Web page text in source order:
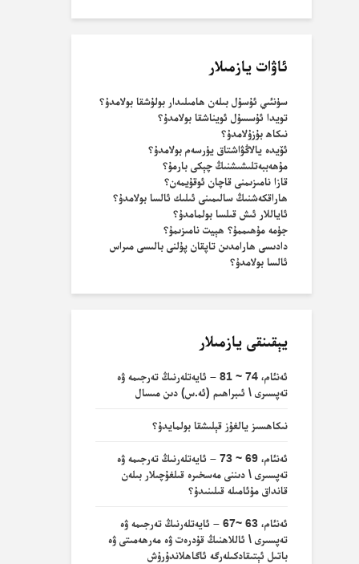
ئاۋات يازمىلار
سۈنئىي ئۇسۇل بىلەن ھامىلىدار بولۇشقا بولامدۇ؟
تويدا ئۇسسۇل ئويناشقا بولامدۇ؟
نىكاھ بۇزۇلامدۇ؟
ئۆيدە يالاڭۋاشتاق يۈرسەم بولامدۇ؟
مۇھەببەتلىشىشنىڭ چېكى بارمۇ؟
قازا نامىزىمنى قاچان ئوقۇيمەن؟
ھاراقكەشنىڭ سالىمىنى ئىلىك ئالسا بولامدۇ؟
ئاياللار ئىش قىلسا بولمامدۇ؟
جۈمە مۇھىممۇ؟ ھېيت نامىزىمۇ؟
دادىسى ھارامدىن تاپقان پۇلنى بالىسى مىراس
ئالسا بولامدۇ؟
يېقىنقى يازمىلار
ئەنئام، 74 ~ 81 – ئايەتلەرنىڭ تەرجىمە ۋە
تەپسىرى \ ئىبراھىم (ئە.س) دىن مىسال
نىكاھسىز يالغۇز قېلىشقا بولمايدۇ؟
ئەنئام، 69 ~ 73 – ئايەتلەرنىڭ تەرجىمە ۋە
تەپسىرى \ دىننى مەسخىرە قىلغۇچىلار بىلەن
قانداق مۇئامىلە قىلىنىدۇ؟
ئەنئام، 63 ~67 – ئايەتلەرنىڭ تەرجىمە ۋە
تەپسىرى \ ئاللاھنىڭ قۇدرەت ۋە مەرھەمىتى ۋە
باتىل ئېتىقادكىلەرگە ئاگاھلاندۇرۇش